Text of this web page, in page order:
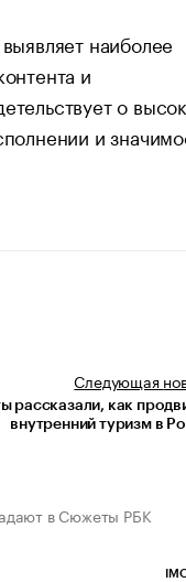
наиболее
и
о
и
Следующая
рассказали, как
внутренний туризм в
в Сюжеты РБК